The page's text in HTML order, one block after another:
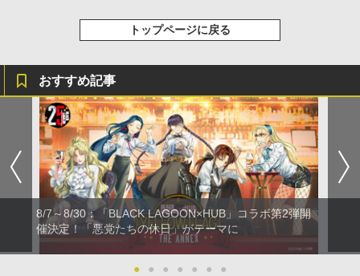
トップページに戻る
おすすめ記事
8/7～8/30：「BLACK LAGOON×HUB」コラボ第2弾開
催決定！「悪党たちの休日」がテーマに
● ● ● ● ● ● ●